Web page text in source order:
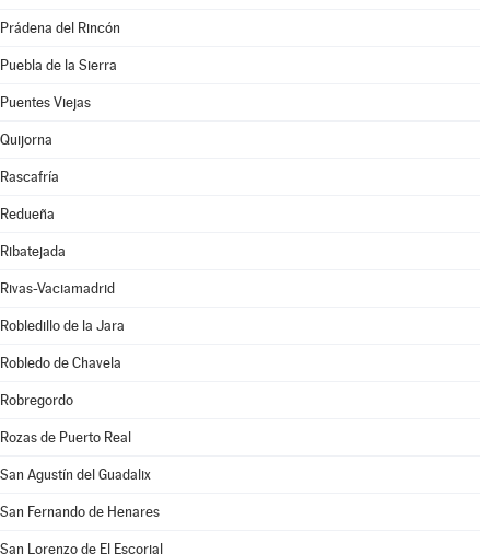
Prádena del Rincón
Puebla de la Sierra
Puentes Viejas
Quijorna
Rascafría
Redueña
Ribatejada
Rivas-Vaciamadrid
Robledillo de la Jara
Robledo de Chavela
Robregordo
Rozas de Puerto Real
San Agustín del Guadalix
San Fernando de Henares
San Lorenzo de El Escorial